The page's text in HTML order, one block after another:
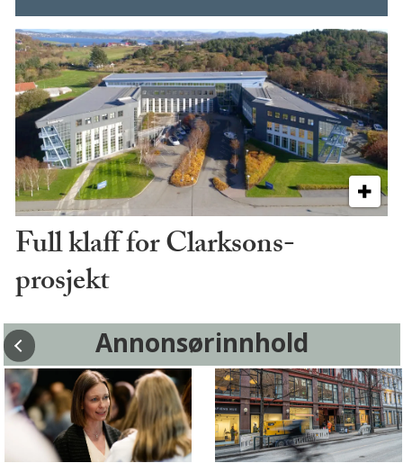
Full klaff for Clarksons-
prosjekt
Annonsørinnhold